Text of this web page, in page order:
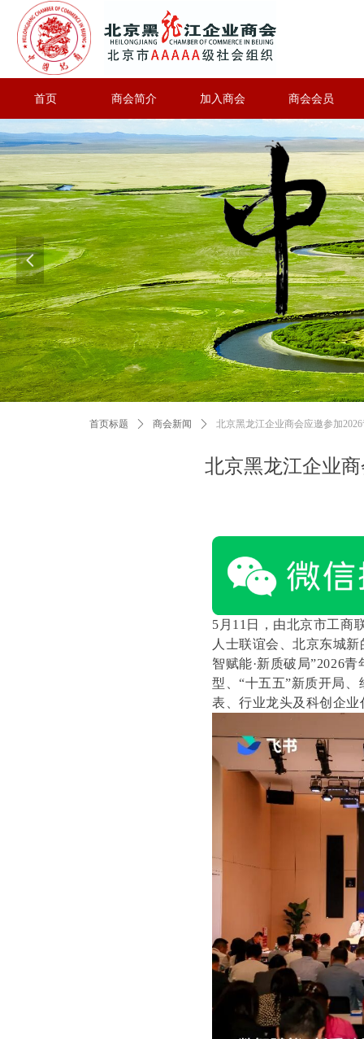
首页 商会简介 加入商会 商会会员
넳
北京黑龙江企业
首页标题 ꄲ 商会新闻 ꄲ 北京黑龙江企业商会应邀参加
5月11日，由北京市工商
人士联谊会、北京东城
智赋能·新质破局”2026
型、“十五五”新质开局
表、行业龙头及科创企